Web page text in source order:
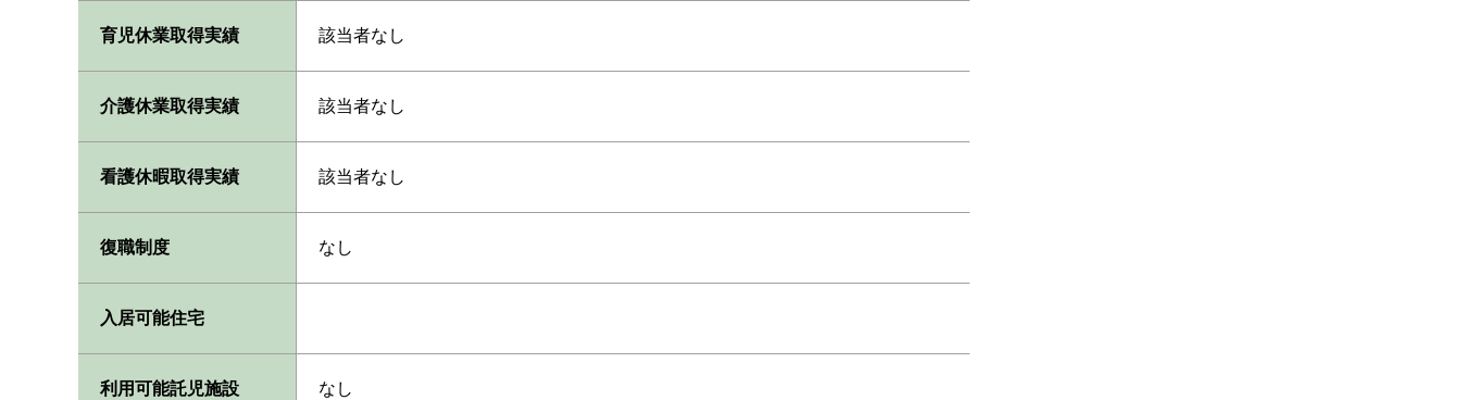
育児休業取得実績 該当者なし
介護休業取得実績 該当者なし
看護休暇取得実績 該当者なし
復職制度 なし
入居可能住宅
利用可能託児施設 なし